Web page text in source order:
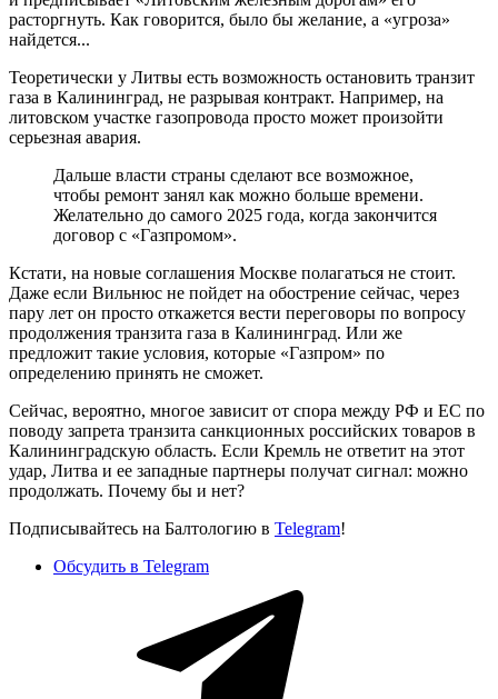
расторгнуть. Как говорится, было бы желание, а «угроза»
найдется...
Теоретически у Литвы есть возможность остановить транзит
газа в Калининград, не разрывая контракт. Например, на
литовском участке газопровода просто может произойти
серьезная авария.
Дальше власти страны сделают все возможное,
чтобы ремонт занял как можно больше времени.
Желательно до самого 2025 года, когда закончится
договор с «Газпромом».
Кстати, на новые соглашения Москве полагаться не стоит.
Даже если Вильнюс не пойдет на обострение сейчас, через
пару лет он просто откажется вести переговоры по вопросу
продолжения транзита газа в Калининград. Или же
предложит такие условия, которые «Газпром» по
определению принять не сможет.
Сейчас, вероятно, многое зависит от спора между РФ и ЕС по
поводу запрета транзита санкционных российских товаров в
Калининградскую область. Если Кремль не ответит на этот
удар, Литва и ее западные партнеры получат сигнал: можно
продолжать. Почему бы и нет?
Подписывайтесь на Балтологию в Telegram!
Обсудить в Telegram